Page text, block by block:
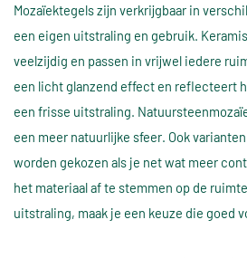
Mozaïektegels zijn verkrijgbaar in
een eigen uitstraling en gebruik.
veelzijdig en passen in vrijwel iedere
een licht glanzend effect en reflecteert
een frisse uitstraling.
een meer natuurlijke sfeer. Ook
worden gekozen als je net wat meer
het materiaal af te stemmen op de
uitstraling, maak je een keuze die goed